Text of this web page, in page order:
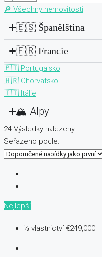
🔎 Všechny nemovitosti
🇪🇸 Španělština
🇫🇷 Francie
🇵🇹 Portugalsko
🇭🇷 Chorvatsko
🇮🇹 Itálie
🏔️ Alpy
24 Výsledky nalezeny
Seřazeno podle:
Nejlepší
⅛ vlastnictví€249,000